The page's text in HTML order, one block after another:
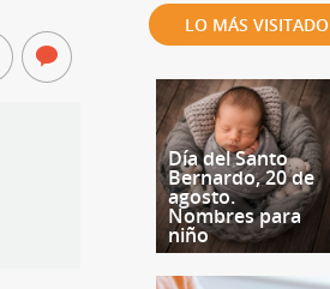
LO MÁS VISITADO
Día del Santo
Bernardo, 20 de
agosto.
Nombres para
niño